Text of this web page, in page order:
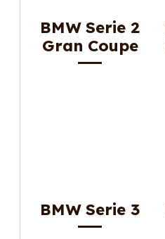
BMW Serie 2
Gran Coupe
BMW Serie 3